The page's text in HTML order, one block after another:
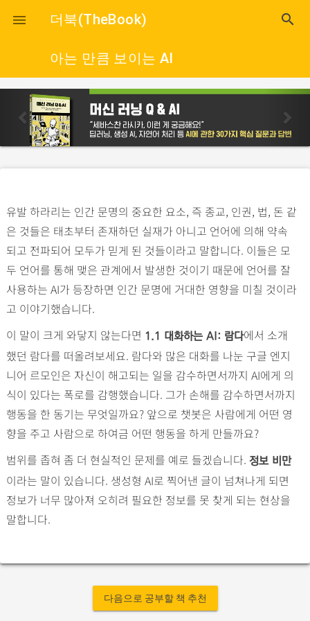
close
 더북(TheBook) search
아는 만큼 보이는 AI
p
r
e
u
s
n
e
x
유발 하라리는 인간 문명의 중요한 요소, 즉 종교, 인권, 법, 돈 같
은 것들은 태초부터 존재하던 실재가 아니고 언어에 의해 약속
되고 전파되어 모두가 믿게 된 것들이라고 말합니다. 이들은 모
두 언어를 통해 맺은 관계에서 발생한 것이기 때문에 언어를 잘
사용하는 AI가 등장하면 인간 문명에 거대한 영향을 미칠 것이라
고 이야기했습니다.
이 말이 크게 와닿지 않는다면 1.1 대화하는 AI: 람다에서 소개
했던 람다를 떠올려보세요. 람다와 많은 대화를 나눈 구글 엔지
니어 르모인은 자신이 해고되는 일을 감수하면서까지 AI에게 의
식이 있다는 폭로를 감행했습니다. 그가 손해를 감수하면서까지
행동을 한 동기는 무엇일까요? 앞으로 챗봇은 사람에게 어떤 영
향을 주고 사람으로 하여금 어떤 행동을 하게 만들까요?
범위를 좁혀 좀 더 현실적인 문제를 예로 들겠습니다. 정보 비만
이라는 말이 있습니다. 생성형 AI로 찍어낸 글이 넘쳐나게 되면
정보가 너무 많아져 오히려 필요한 정보를 못 찾게 되는 현상을
말합니다.
다음으로 공부할 책 추천